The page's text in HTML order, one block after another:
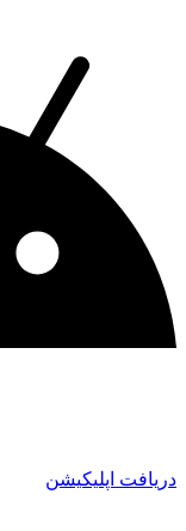
دریافت اپلیکیشن